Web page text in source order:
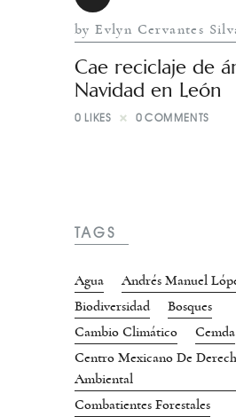
by Evlyn Cervantes
Cae reciclaje de
Navidad en León
0 LIKES 0 COMMENTS
TAGS
Agua
Andrés Manuel
Biodiversidad
Bosques
Cambio Climático
Cemda
Centro Mexicano De
Ambiental
Combatientes Forestales